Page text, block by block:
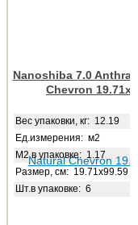
Nanoshiba 7.0
Chevron
Веc упаковки, кг: 12.19
Ед.измерения: м2
М2 в упаковке: 1.17
Размер, см: 19.71x99.59
Шт.в упаковке: 6